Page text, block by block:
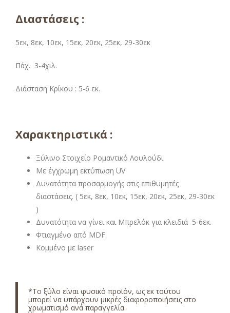
Διαστάσεις :
5εκ, 8εκ, 10εκ, 15εκ, 20εκ, 25εκ, 29-30εκ
Πάχ. 3-4χιλ.
Διάσταση Κρίκου : 5-6 εκ.
Χαρακτηριστικά :
Ξύλινο Στοιχείο Ρομαντικό Λουλούδι
Με έγχρωμη εκτύπωση UV
Δυνατότητα προσαρμογής στις επιθυμητές
διαστάσεις. ( 5εκ, 8εκ, 10εκ, 15εκ, 20εκ, 25εκ, 29-30εκ
)
Δυνατότητα να γίνει και Μπρελόκ για κλειδιά 5-6εκ.
Φτιαγμένο από MDF.
Κομμένο με laser
*Το ξύλο είναι φυσικό προϊόν, ως εκ τούτου
μπορεί να υπάρχουν μικρές διαφοροποιήσεις στο
χρωματισμό ανά παραγγελία.